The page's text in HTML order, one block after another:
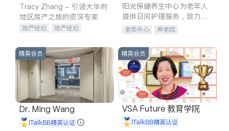
Tracy Zhang - 引领大华府
地区房产之旅的资深专家
地产经纪
地产经纪
商铺租售
开发商建商
阳光保健养生中心为老年人
提供日间护理服务，致力于
通过持续的护理创新来有效
老年中心 养老院
精英会员
Dr. Ming Wang
iTalkBB精英认证
精英会员
VSA Future 教育学院
iTalkBB精英认证